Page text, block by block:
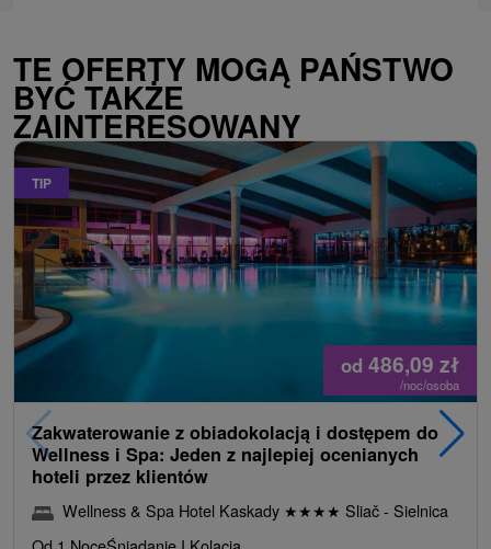
TE OFERTY MOGĄ PAŃSTWO
BYĆ TAKŻE
ZAINTERESOWANY
TIP
od 486,09 zł
/noc/osoba
Zakwaterowanie z obiadokolacją i dostępem do
Wellness i Spa: Jeden z najlepiej ocenianych
hoteli przez klientów
Wellness & Spa Hotel Kaskady ★★★★ Sliač - Sielnica